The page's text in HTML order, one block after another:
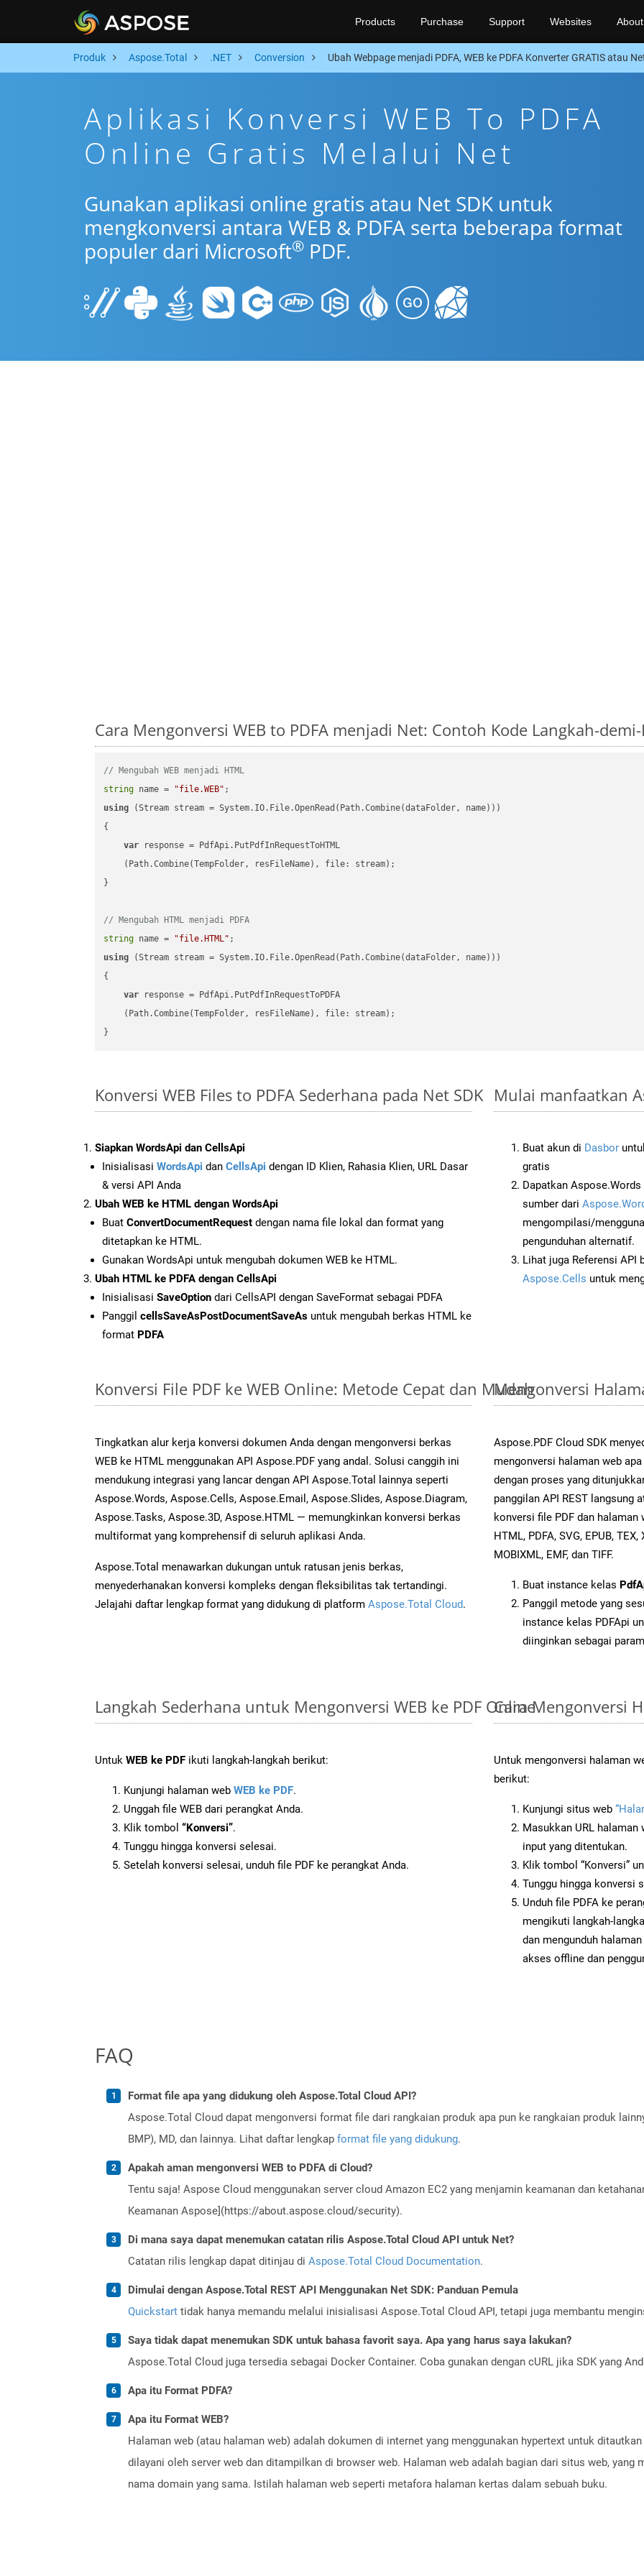
Products Purchase Support Websites About
Produk Aspose.Total .NET Conversion Ubah Webpage menjadi PDFA, WEB ke PDFA Konverter GRATIS atau
Aplikasi Konversi WEB To PDFA
Online Gratis Melalui Net
Gunakan aplikasi online gratis atau Net SDK untuk
mengkonversi antara WEB & PDFA serta beberapa format
populer dari Microsoft® PDF.
Cara Mengonversi WEB to PDFA menjadi Net: Contoh Kode Langkah-
// Mengubah WEB menjadi HTML
string name = "file.WEB"
using (Stream stream = System.IO.File.OpenRead(Path.Combine(dataFolder, name)))
{
var response = PdfApi.PutPdfInRequestToHTML
    (Path.Combine(TempFolder, resFileName), file: stream);
}
// Mengubah HTML menjadi PDFA
string name = "file.HTML"
using (Stream stream = System.IO.File.OpenRead(Path.Combine(dataFolder, name)))
{
var response = PdfApi.PutPdfInRequestToPDFA
    (Path.Combine(TempFolder, resFileName), file: stream);
Konversi WEB Files to PDFA Sederhana pada Net SDK
Siapkan WordsApi dan CellsApi
Inisialisasi WordsApi dan CellsApi dengan ID Klien, Rahasia Klien, URL Dasar
& versi API Anda
Ubah WEB ke HTML dengan WordsApi
Buat ConvertDocumentRequest dengan nama file lokal dan format yang
ditetapkan ke HTML.
Gunakan WordsApi untuk mengubah dokumen WEB ke HTML.
Ubah HTML ke PDFA dengan CellsApi
Inisialisasi SaveOption dari CellsAPI dengan SaveFormat sebagai PDFA
Panggil cellsSaveAsPostDocumentSaveAs untuk mengubah berkas HTML ke
format PDFA
Mulai manfaatkan
Buat akun di Dasbor
gratis
Dapatkan
sumber dari
mengompilasi/
pengunduhan alternatif.
Lihat juga Referensi API
Aspose.Cells untuk
Konversi File PDF ke WEB Online: Metode Cepat dan Mudah
Tingkatkan alur kerja konversi dokumen Anda dengan mengonversi berkas
WEB ke HTML menggunakan API Aspose.PDF yang andal. Solusi canggih ini
mendukung integrasi yang lancar dengan API Aspose.Total lainnya seperti
Aspose.Words, Aspose.Cells, Aspose.Email, Aspose.Slides, Aspose.Diagram,
Aspose.Tasks, Aspose.3D, Aspose.HTML — memungkinkan konversi berkas
multiformat yang komprehensif di seluruh aplikasi Anda.
Aspose.Total menawarkan dukungan untuk ratusan jenis berkas,
menyederhanakan konversi kompleks dengan fleksibilitas tak tertandingi.
Jelajahi daftar lengkap format yang didukung di platform Aspose.Total Cloud.
Mengonversi
Aspose.PDF Cloud SDK
mengonversi halaman web
dengan proses yang
panggilan API REST langsung
konversi file PDF dan
HTML, PDFA, SVG, EPUB, TEX,
MOBIXML, EMF, dan TIFF.
Buat instance kelas
Panggil metode yang
instance kelas PDFApi
diinginkan sebagai
Langkah Sederhana untuk Mengonversi WEB ke PDF Online
Untuk WEB ke PDF ikuti langkah-langkah berikut:
Kunjungi halaman web WEB ke PDF.
Unggah file WEB dari perangkat Anda.
Klik tombol “Konversi”.
Tunggu hingga konversi selesai.
Setelah konversi selesai, unduh file PDF ke perangkat Anda.
Cara Mengonversi
Untuk mengonversi halaman
berikut:
Kunjungi situs web
Masukkan URL
input yang ditentukan.
Klik tombol “Konversi”
Tunggu hingga konversi
Unduh file PDFA ke
mengikuti langkah-
dan mengunduh
akses offline dan
FAQ
Format file apa yang didukung oleh Aspose.Total Cloud API?
Aspose.Total Cloud dapat mengonversi format file dari rangkaian produk apa pun ke rangkaian produk
BMP), MD, dan lainnya. Lihat daftar lengkap format file yang didukung.
Apakah aman mengonversi WEB to PDFA di Cloud?
Tentu saja! Aspose Cloud menggunakan server cloud Amazon EC2 yang menjamin keamanan dan
Keamanan Aspose](https://about.aspose.cloud/security).
Di mana saya dapat menemukan catatan rilis Aspose.Total Cloud API untuk Net?
Catatan rilis lengkap dapat ditinjau di Aspose.Total Cloud Documentation.
Dimulai dengan Aspose.Total REST API Menggunakan Net SDK: Panduan Pemula
Quickstart tidak hanya memandu melalui inisialisasi Aspose.Total Cloud API, tetapi juga membantu
Saya tidak dapat menemukan SDK untuk bahasa favorit saya. Apa yang harus saya lakukan?
Aspose.Total Cloud juga tersedia sebagai Docker Container. Coba gunakan dengan cURL jika SDK yang
Apa itu Format PDFA?
Apa itu Format WEB?
Halaman web (atau halaman web) adalah dokumen di internet yang menggunakan hypertext untuk
dilayani oleh server web dan ditampilkan di browser web. Halaman web adalah bagian dari situs web, yang
nama domain yang sama. Istilah halaman web seperti metafora halaman kertas dalam sebuah buku.